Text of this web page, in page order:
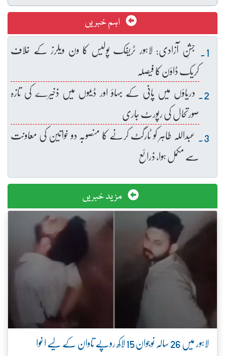
اہم خبریں
جشنِ آزادی: لاہور ٹریفک پولیس کا ون ویلرز کے خلاف
کریک ڈاؤن کا فیصلہ
دریاؤں میں پانی کے بہاؤ اور ڈیموں میں ذخیرے کی تازہ
صورتحال کی رپورٹ جاری
عبداللہ طاہر کو ٹارگٹ کرنے کا منصوبہ دو خواتین کی معاونت
سے مکمل ہوا، ذرائع
مزید خبریں
لاہور میں 26 سالہ نوجوان 15 لاکھ روپے تاوان کے لیے اغوا